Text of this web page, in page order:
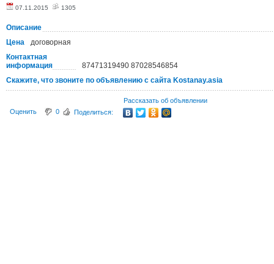
07.11.2015 1305
Описание
Цена
договорная
Контактная
информация
87471319490 87028546854
Скажите, что звоните по объявлению с сайта Kostanay.asia
Рассказать об объявлении
Оценить
0 Поделиться: